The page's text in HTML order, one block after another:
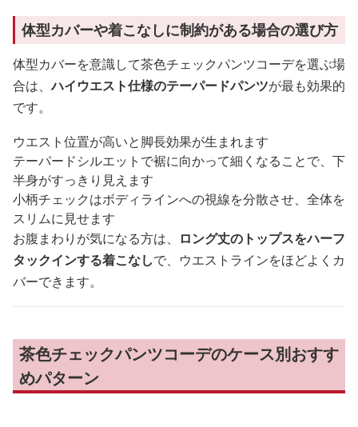
体型カバーや着こなしに制約がある場合の選び方
体型カバーを意識して茶色チェックパンツコーデを選ぶ場
合は、ハイウエスト仕様のテーパードパンツが最も効果的
です。
ウエスト位置が高いと脚長効果が生まれます
テーパードシルエットで裾に向かって細くなることで、下
半身がすっきり見えます
小柄チェックはボディラインへの視線を分散させ、全体を
スリムに見せます
お腹まわりが気になる方は、
ロング丈のトップスをハーフ
タックインする着こなしで、ウエストラインをほどよくカ
バーできます。
茶色チェックパンツコーデのケース別おすす
めパターン